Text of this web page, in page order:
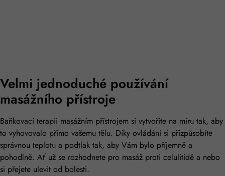
Velmi jednoduché používání
masážního přístroje
Baňkovací terapii masážním přístrojem si vytvoříte na míru tak, aby
to vyhovovalo přímo vašemu tělu. Díky ovládání si přizpůsobíte
správnou teplotu a podtlak tak, aby Vám bylo příjemně a
pohodlně. Ať už se rozhodnete pro masáž proti celulitidě a nebo
si přejete ulevit od bolesti.